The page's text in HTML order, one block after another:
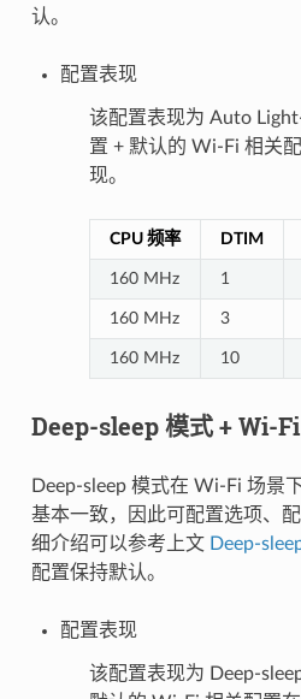
认。
配置表现
该配置表现为 Auto
置 + 默认的 Wi-Fi 相关
现。
CPU 频率 DTIM
160 MHz 1
160 MHz 3
160 MHz 10
Deep-sleep 模式 + Wi-
Deep-sleep 模式在 Wi-Fi 场景
基本一致，因此可配置选项、
细介绍可以参考上文 Deep-
配置保持默认。
配置表现
该配置表现为 Deep-